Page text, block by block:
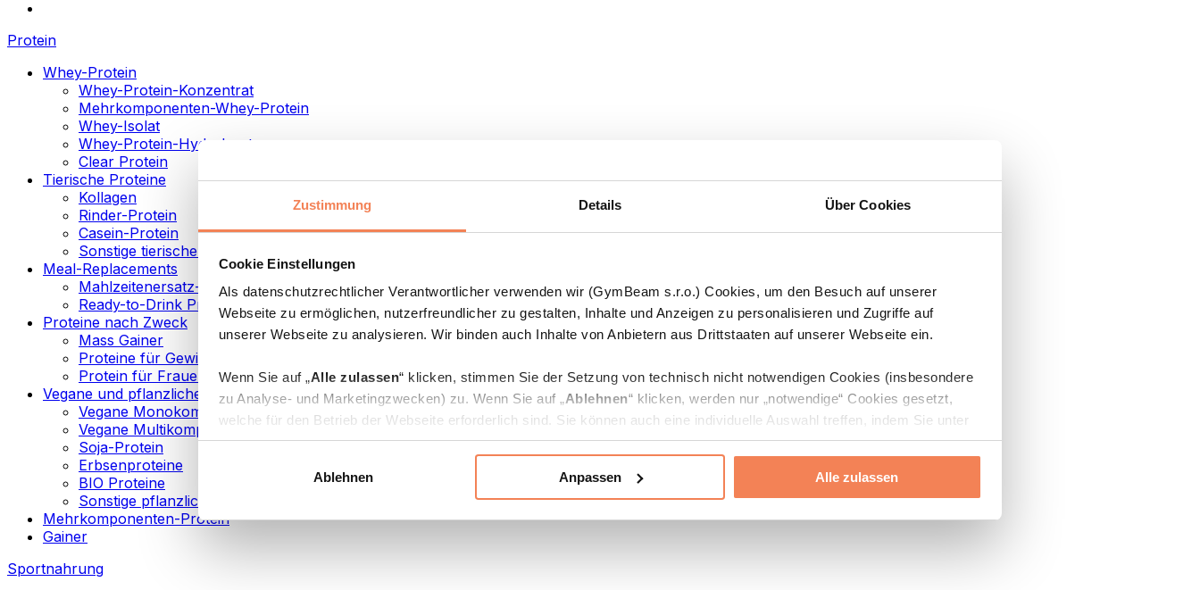
Zustimmung Details Über Cookies
Cookie Einstellungen
Als datenschutzrechtlicher Verantwortlicher verwenden wir (GymBeam s.r.o.) Cookies, um den Besuch auf unserer
Webseite zu ermöglichen, nutzerfreundlicher zu gestalten, Inhalte und Anzeigen zu personalisieren und Zugriffe auf
unserer Webseite zu analysieren. Wir binden auch Inhalte von Anbietern aus Drittstaaten auf unserer Webseite ein.
Wenn Sie auf „Alle zulassen“ klicken, stimmen Sie der Setzung von technisch nicht notwendigen Cookies (insbesondere
zu Analyse- und Marketingzwecken) zu. Wenn Sie auf „Ablehnen“ klicken, werden nur „notwendige“ Cookies gesetzt,
welche für den Betrieb der Webseite erforderlich sind. Sie können auch eine individuelle Auswahl treffen, indem Sie unter
„Anpassen“ einzelne Kategorien an- oder abwählen und „Auswahl erlauben“ klicken.
Weitere Informationen über die Verarbeitung Ihrer Daten finden Sie in den Unterpunkten „Details“ und „Über Cookies“
Ablehnen Anpassen Alle zulassen
Protein
Whey-Protein
Whey-Protein-Konzentrat
Mehrkomponenten-Whey-Protein
Whey-Isolat
Whey-Protein-Hydrolysat
Clear Protein
Tierische Proteine
Kollagen
Rinder-Protein
Casein-Protein
Sonstige tierische Proteine
Meal-Replacements
Mahlzeitenersatz-Pulver
Ready-to-Drink Proteingetränke
Proteine nach Zweck
Mass Gainer
Proteine für Gewichtsverlust
Protein für Frauen
Vegane und pflanzliche Proteine
Vegane Monokomponenten-Proteine
Vegane Multikomponenten-Proteine
Soja-Protein
Erbsenproteine
BIO Proteine
Sonstige pflanzliche Proteine
Mehrkomponenten-Protein
Gainer
Sportnahrung